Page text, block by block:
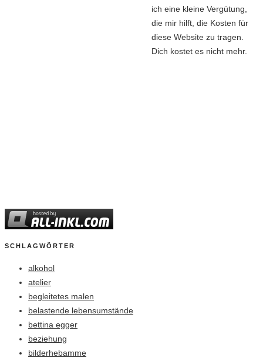
ich eine kleine Vergütung,
die mir hilft, die Kosten für
diese Website zu tragen.
Dich kostet es nicht mehr.
SCHLAGWÖRTER
alkohol
atelier
begleitetes malen
belastende lebensumstände
bettina egger
beziehung
bilderhebamme